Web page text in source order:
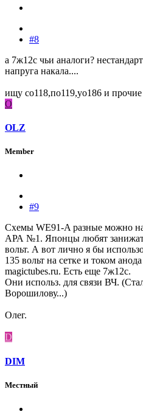
#8
а 7ж12с чьи аналоги?
напруга накала....
ищу со118,по119,уо186 и
O
OLZ
Member
#9
Схемы WE91-A разные можно
АРА №1. Японцы любят
вольт. А вот лично я бы
135 вольт на сетке и током
magictubes.ru. Есть еще 7ж12с.
Они использ. для связи ВЧ.
Ворошилову...)
Олег.
D
DIM
Местный